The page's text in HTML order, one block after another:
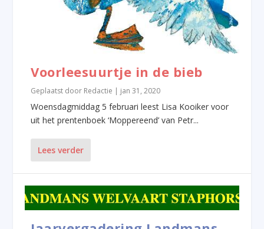
Voorleesuurtje in de bieb
Geplaatst door Redactie | jan 31, 2020
Woensdagmiddag 5 februari leest Lisa Kooiker voor
uit het prentenboek ‘Moppereend’ van Petr...
Lees verder